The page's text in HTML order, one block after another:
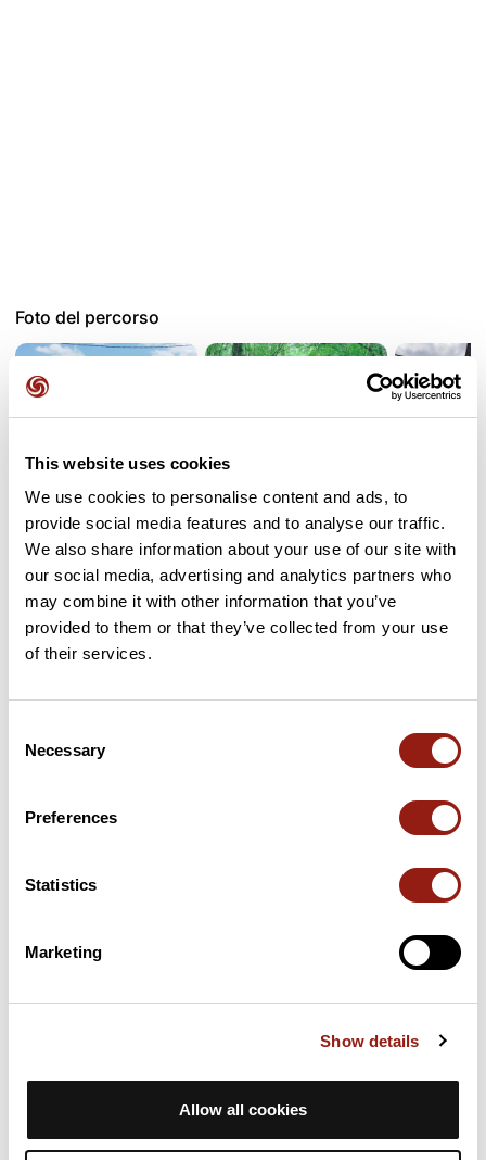
This website uses cookies
We use cookies to personalise content and ads, to
provide social media features and to analyse our traffic.
We also share information about your use of our site with
our social media, advertising and analytics partners who
may combine it with other information that you’ve
provided to them or that they’ve collected from your use
of their services.
Selection
Necessary
Preferences
Statistics
Marketing
Show details
Allow all cookies
Foto del percorso
Recensioni degli utenti
Questo percorso non contiene ancora alcuna recensione.
Riepilogo
Scopri questo percorso in marcia di 3,2 km vicino a Brie. Questo
Prevedi circa 54 minuti e 6 secondi per completare questo
Data di creazione del percorso: 30 ottobre 2024, 16:00:14.
Ultimo aggiornamento della scheda percorso: 5 novembre 2025,